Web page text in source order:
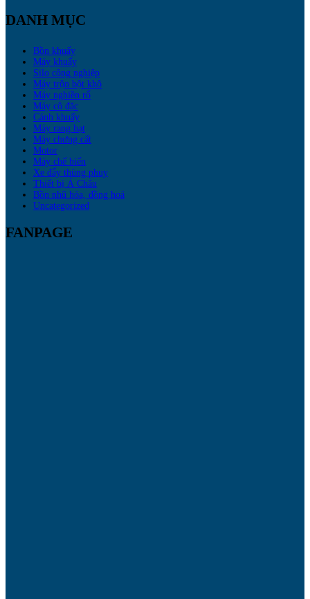
DANH MỤC
Bồn khuấy
Máy khuấy
Silo công nghiệp
Máy trộn bột khô
Máy nghiền rổ
Máy cô đặc
Cánh khuấy
Máy rang hạt
Máy chưng cất
Motor
Máy chế biến
Xe đẩy thùng phuy
Thiết bị Á Châu
Bồn nhũ hóa, đồng hoá
Uncategorized
FANPAGE